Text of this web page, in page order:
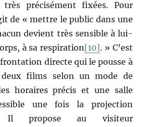
précisément fixées. Pour
de « mettre le public dans une
devient très sensible à lui-
à sa respiration[10]. » C’est
directe qui le pousse à
films selon un mode de
horaires précis et une salle
une fois la projection
Il propose au visiteur